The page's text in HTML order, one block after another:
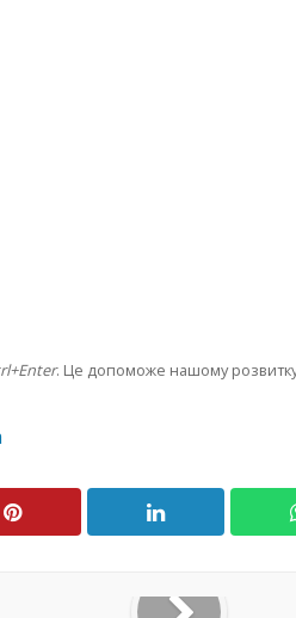
. Це допоможе нашому